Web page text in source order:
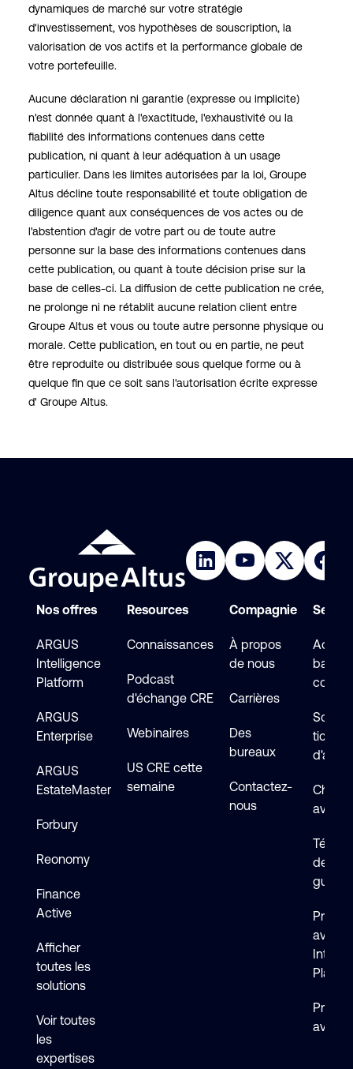
dynamiques de marché sur votre stratégie
d'investissement, vos hypothèses de souscription, la
valorisation de vos actifs et la performance globale de
votre portefeuille.
Aucune déclaration ni garantie (expresse ou implicite)
n'est donnée quant à l'exactitude, l'exhaustivité ou la
fiabilité des informations contenues dans cette
publication, ni quant à leur adéquation à un usage
particulier. Dans les limites autorisées par la loi, Groupe
Altus décline toute responsabilité et toute obligation de
diligence quant aux conséquences de vos actes ou de
l'abstention d'agir de votre part ou de toute autre
personne sur la base des informations contenues dans
cette publication, ou quant à toute décision prise sur la
base de celles-ci. La diffusion de cette publication ne crée,
ne prolonge ni ne rétablit aucune relation client entre
Groupe Altus et vous ou toute autre personne physique ou
morale. Cette publication, en tout ou en partie, ne peut
être reproduite ou distribuée sous quelque forme ou à
quelque fin que ce soit sans l'autorisation écrite expresse
d' Groupe Altus.
Nos offres
ARGUS
Intelligence
Platform
ARGUS
Enterprise
ARGUS
EstateMaster
Forbury
Reonomy
Finance
Active
Afficher
toutes les
solutions
Voir toutes
les
expertises
Resources
Connaissances
Podcast
d'échange CRE
Webinaires
US CRE cette
semaine
Compagnie
À propos
de nous
Carrières
Des
bureaux
Contactez-
nous
base
ticket
Chat
avec
de
guides
avec
avec